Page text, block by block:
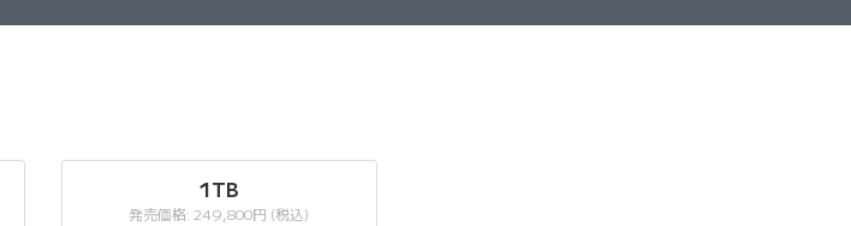
1TB
発売価格: 249,800円 (税込)